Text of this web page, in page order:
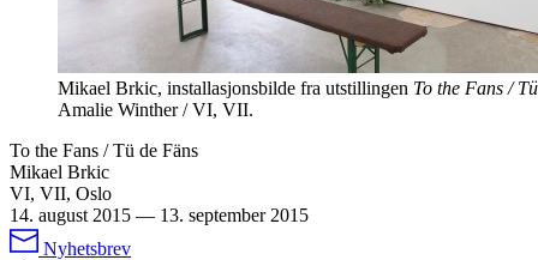
Mikael Brkic, installasjonsbilde fra utstillingen To the Fans /
Amalie Winther / VI, VII.
To the Fans / Tü de Fäns
Mikael Brkic
VI, VII, Oslo
14. august 2015 — 13. september 2015
Nyhetsbrev